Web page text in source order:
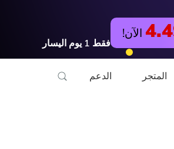
الآن!
فقط 1 يوم اليسار
المتجر الدعم
جربها مجانا